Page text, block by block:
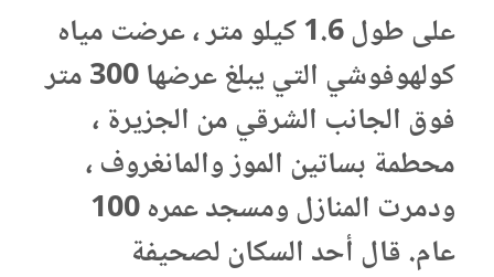
على طول 1.6 كيلو متر ، عرضت مياه
كولهوفوشي التي يبلغ عرضها 300 متر
فوق الجانب الشرقي من الجزيرة ،
محطمة بساتين الموز والمانغروف ،
ودمرت المنازل ومسجد عمره 100
عام. قال أحد السكان لصحيفة